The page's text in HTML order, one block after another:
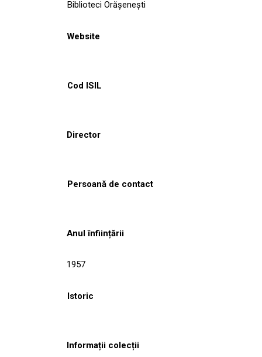
Biblioteci Orășenești
Website
Cod ISIL
Director
Persoană de contact
Anul înființării
1957
Istoric
Informații colecții